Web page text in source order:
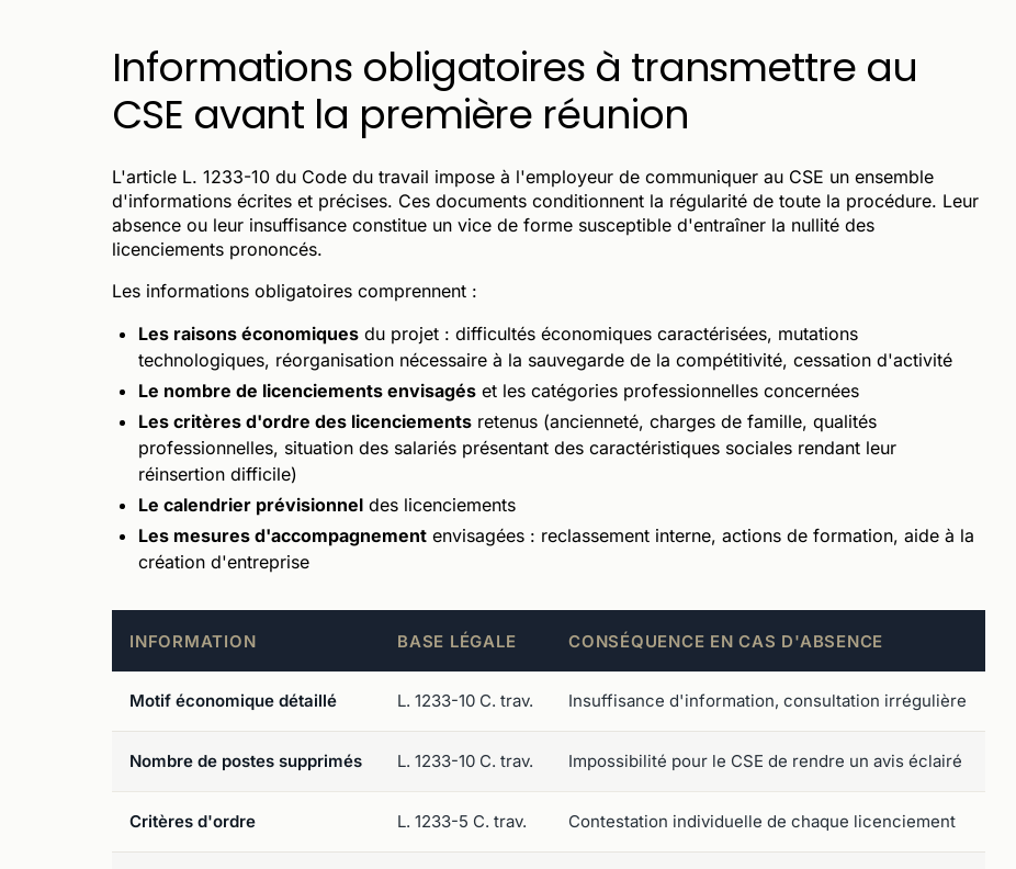
Informations obligatoires à transmettre au
CSE avant la première réunion
L'article L. 1233-10 du Code du travail impose à l'employeur de communiquer au CSE un ensemble
d'informations écrites et précises. Ces documents conditionnent la régularité de toute la procédure. Leur
absence ou leur insuffisance constitue un vice de forme susceptible d'entraîner la nullité des
licenciements prononcés.
Les informations obligatoires comprennent :
Les raisons économiques du projet : difficultés économiques caractérisées, mutations
technologiques, réorganisation nécessaire à la sauvegarde de la compétitivité, cessation d'activité
Le nombre de licenciements envisagés et les catégories professionnelles concernées
Les critères d'ordre des licenciements retenus (ancienneté, charges de famille, qualités
professionnelles, situation des salariés présentant des caractéristiques sociales rendant leur
réinsertion difficile)
Le calendrier prévisionnel des licenciements
Les mesures d'accompagnement envisagées : reclassement interne, actions de formation, aide à la
création d'entreprise
INFORMATION BASE LÉGALE CONSÉQUENCE EN CAS D'ABSENCE
Motif économique détaillé L. 1233-10 C. trav. Insuffisance d'information, consultation irrégulière
Nombre de postes supprimés L. 1233-10 C. trav. Impossibilité pour le CSE de rendre un avis éclairé
Critères d'ordre L. 1233-5 C. trav. Contestation individuelle de chaque licenciement